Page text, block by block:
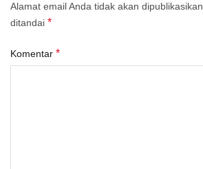
Alamat email Anda tidak akan dipublikasikan.
ditandai *
Komentar *